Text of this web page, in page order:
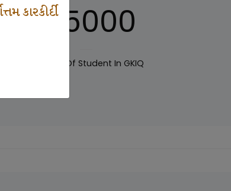
કારકીર્દી125000
Number Of Student In GKIQ